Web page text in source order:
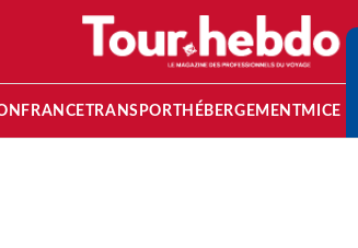
FRANCETRANSPORT HÉBERGEMENTMICE